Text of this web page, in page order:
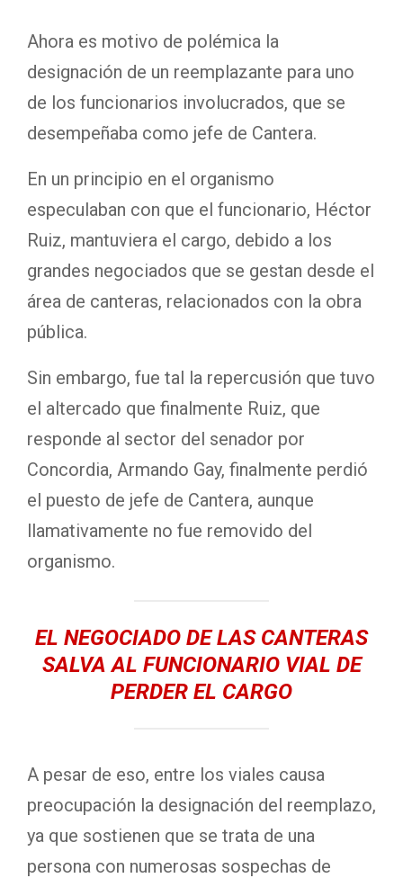
Ahora es motivo de polémica la
designación de un reemplazante para uno
de los funcionarios involucrados, que se
desempeñaba como jefe de Cantera.
En un principio en el organismo
especulaban con que el funcionario, Héctor
Ruiz, mantuviera el cargo, debido a los
grandes negociados que se gestan desde el
área de canteras, relacionados con la obra
pública.
Sin embargo, fue tal la repercusión que tuvo
el altercado que finalmente Ruiz, que
responde al sector del senador por
Concordia, Armando Gay, finalmente perdió
el puesto de jefe de Cantera, aunque
llamativamente no fue removido del
organismo.
EL NEGOCIADO DE LAS CANTERAS
SALVA AL FUNCIONARIO VIAL DE
PERDER EL CARGO
A pesar de eso, entre los viales causa
preocupación la designación del reemplazo,
ya que sostienen que se trata de una
persona con numerosas sospechas de